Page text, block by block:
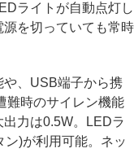
ライトが自動点灯し
を切っていても常時
、USB端子から携
難時のサイレン機能
力は0.5W。LEDラ
)が利用可能。ネッ